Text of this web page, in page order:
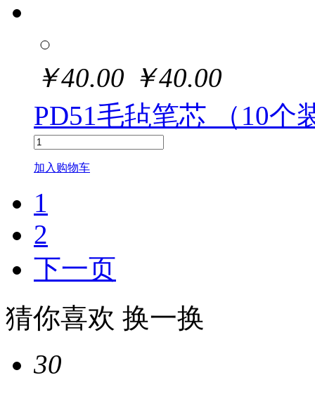
￥40.00 ￥40.00
PD51毛毡笔芯 （10个
加入购物车
1
2
下一页
猜你喜欢 换一换
30